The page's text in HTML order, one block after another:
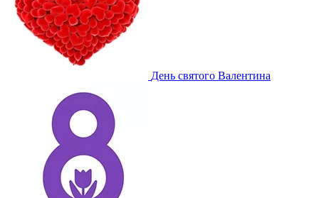
День святого Валентина